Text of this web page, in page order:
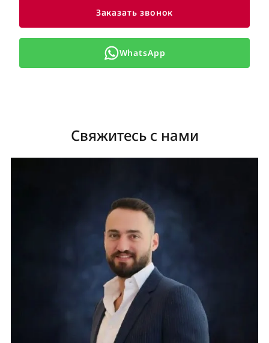
Заказать звонок
WhatsApp
Свяжитесь с нами